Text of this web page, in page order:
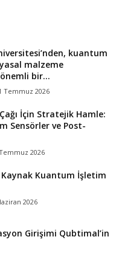
kuantum
malzeme
bir...
Temmuz 2026
İçin Stratejik Hamle:
Sensörler ve Post-
2026
Kaynak Kuantum İşletim
2026
Girişimi Qubtimal’in